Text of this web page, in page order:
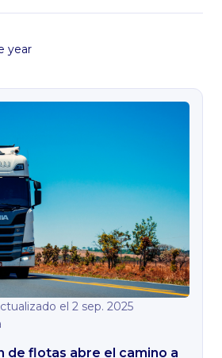
year
el 2 sep. 2025
de flotas abre el camino a